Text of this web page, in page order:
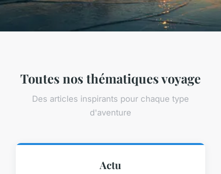
Toutes nos thématiques voyage
Des articles inspirants pour chaque type
d'aventure
Actu